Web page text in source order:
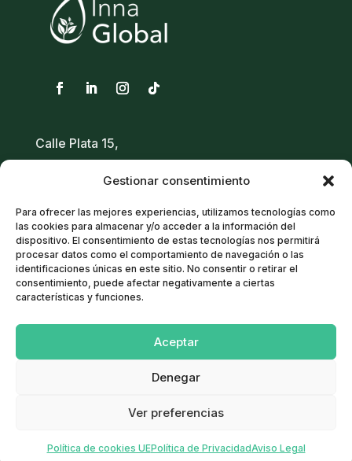
Gestionar consentimiento
Para ofrecer las mejores experiencias, utilizamos tecnologías como
las cookies para almacenar y/o acceder a la información del
dispositivo. El consentimiento de estas tecnologías nos permitirá
procesar datos como el comportamiento de navegación o las
identificaciones únicas en este sitio. No consentir o retirar el
consentimiento, puede afectar negativamente a ciertas
características y funciones.
Aceptar
Denegar
Ver preferencias
Política de cookies UEPolítica de PrivacidadAviso Legal
Calle Plata 15,
671 03 89 06/616 93 22 35
91 378 70 02
info@innaglobal.com